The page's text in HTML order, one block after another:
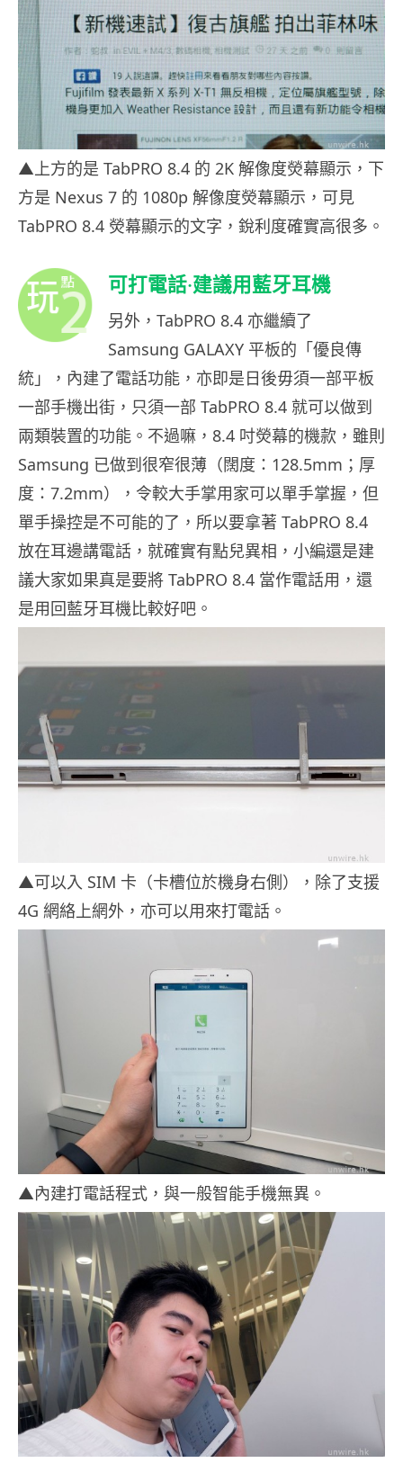
▲上方的是 TabPRO 8.4 的 2K 解像度熒幕顯示，下
方是 Nexus 7 的 1080p 解像度熒幕顯示，可見
TabPRO 8.4 熒幕顯示的文字，銳利度確實高很多。
可打電話‧建議用藍牙耳機
另外，TabPRO 8.4 亦繼續了
Samsung GALAXY 平板的「優良傳
統」，內建了電話功能，亦即是日後毋須一部平板
一部手機出街，只須一部 TabPRO 8.4 就可以做到
兩類裝置的功能。不過嘛，8.4 吋熒幕的機款，雖則
Samsung 已做到很窄很薄（闊度：128.5mm；厚
度：7.2mm），令較大手掌用家可以單手掌握，但
單手操控是不可能的了，所以要拿著 TabPRO 8.4
放在耳邊講電話，就確實有點兒異相，小編還是建
議大家如果真是要將 TabPRO 8.4 當作電話用，還
是用回藍牙耳機比較好吧。
▲可以入 SIM 卡（卡槽位於機身右側），除了支援
4G 網絡上網外，亦可以用來打電話。
▲內建打電話程式，與一般智能手機無異。